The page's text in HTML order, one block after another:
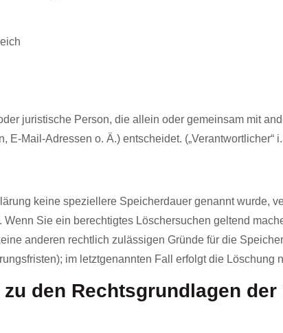
juristische Person, die allein oder gemeinsam mit
E-Mail-Adressen o. Ä.) entscheidet. („Verantwortlicher“
keine speziellere Speicherdauer genannt wurde,
Sie ein berechtigtes Löschersuchen geltend
anderen rechtlich zulässigen Gründe für die
im letztgenannten Fall erfolgt die Löschung
den Rechtsgrundlagen